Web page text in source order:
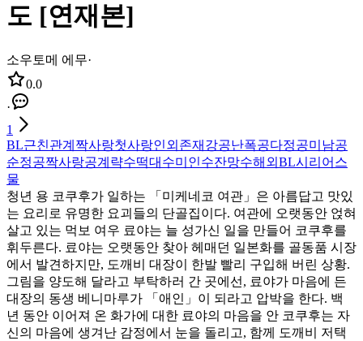
도 [연재본]
소우토메 에무·
0.0
·
1
BL근친관계 짝사랑첫사랑인외존재 강공난폭공다정공미남공
순정공짝사랑공계략수떡대수미인수잔망수해외BL시리어스
물
청년 용 코쿠후가 일하는 「미케네코 여관」은 아름답고 맛있
는 요리로 유명한 요괴들의 단골집이다. 여관에 오랫동안 얹혀
살고 있는 먹보 여우 료야는 늘 성가신 일을 만들어 코쿠후를
휘두른다. 료야는 오랫동안 찾아 헤매던 일본화를 골동품 시장
에서 발견하지만, 도깨비 대장이 한발 빨리 구입해 버린 상황.
그림을 양도해 달라고 부탁하러 간 곳에선, 료야가 마음에 든
대장의 동생 베니마루가 「애인」이 되라고 압박을 한다. 백
년 동안 이어져 온 화가에 대한 료야의 마음을 안 코쿠후는 자
신의 마음에 생겨난 감정에서 눈을 돌리고, 함께 도깨비 저택